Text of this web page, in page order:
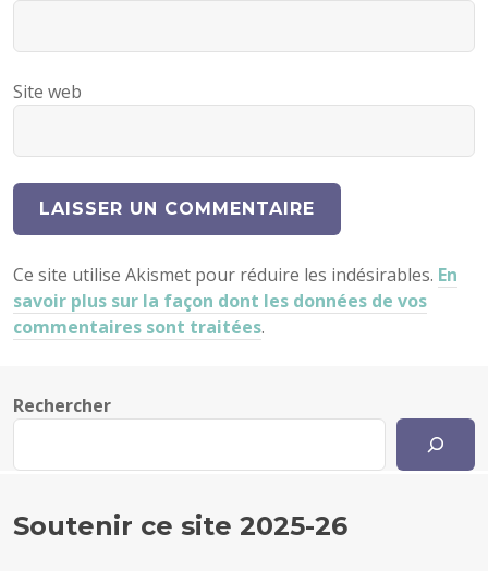
Site web
Ce site utilise Akismet pour réduire les indésirables. En
savoir plus sur la façon dont les données de vos
commentaires sont traitées.
Rechercher
Soutenir ce site 2025-26